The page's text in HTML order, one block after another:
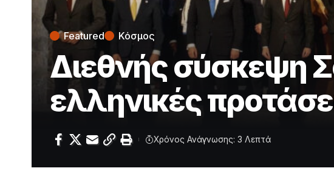
Featured Κόσμος
Διεθνής σύσκεψη
ελληνικές
Χρόνος Ανάγνωσης: 3 Λεπτά